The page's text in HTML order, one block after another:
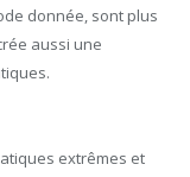
donnée, sont plus
aussi une
extrêmes et